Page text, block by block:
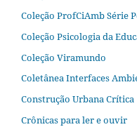
Coleção ProfCiAmb Série
Coleção Psicologia da
Coleção Viramundo
Coletânea Interfaces
Construção Urbana Crítica
Crônicas para ler e ouvir